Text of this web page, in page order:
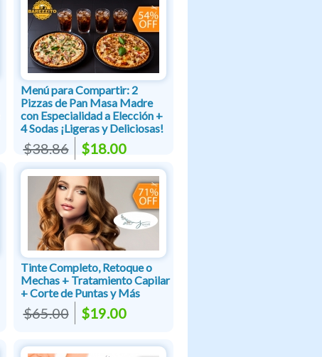
Menú para Compartir: 2
Pizzas de Pan Masa Madre
con Especialidad a Elección +
4 Sodas ¡Ligeras y Deliciosas!
$38.86 $18.00
Tinte Completo, Retoque o
Mechas + Tratamiento Capilar
+ Corte de Puntas y Más
$65.00 $19.00